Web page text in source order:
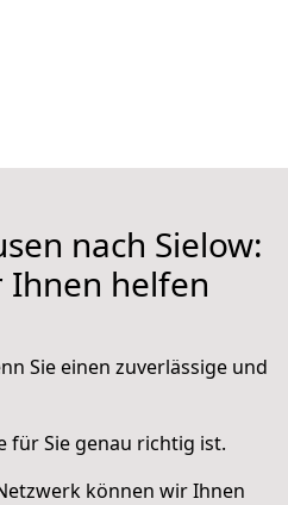
nach Sielow:
Ihnen helfen
Sie einen zuverlässige und
für Sie genau richtig ist.
können wir Ihnen